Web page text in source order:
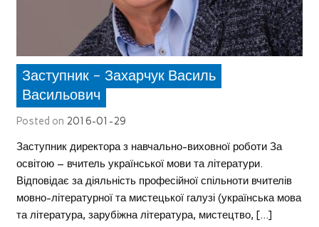
Заступник – Захарчук Василь
Васильович
Posted on 2016-01-29
Заступник директора з навчально-виховної роботи За
освітою – вчитель української мови та літератури.
Відповідає за діяльність професійної спільноти вчителів
мовно-літературної та мистецької галузі (українська мова
та література, зарубіжна література, мистецтво, […]